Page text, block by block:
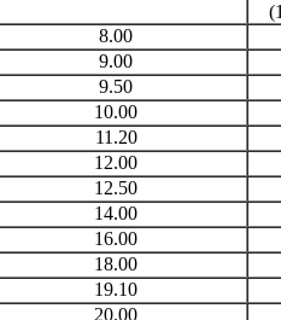
8.00
9.00
9.50
10.00
11.20
12.00
12.50
14.00
16.00
18.00
19.10
20.00